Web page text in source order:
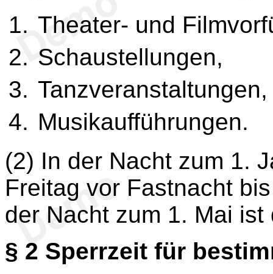
Theater- und
Schaustellungen,
Tanzveranstaltungen,
Musikaufführungen.
(2) In der Nacht zum 1.
Freitag vor Fastnacht
der Nacht zum 1. Mai
§ 2 Sperrzeit für